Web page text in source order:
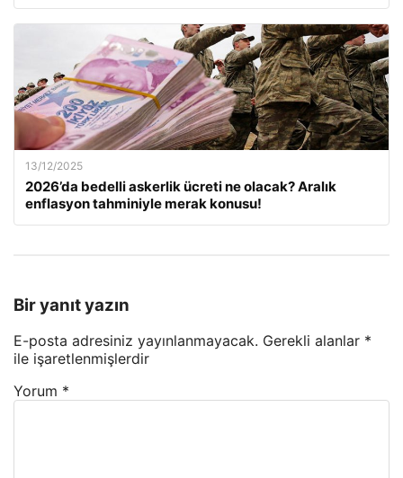
13/12/2025
2026’da bedelli askerlik ücreti ne olacak? Aralık
enflasyon tahminiyle merak konusu!
Bir yanıt yazın
E-posta adresiniz yayınlanmayacak. Gerekli alanlar *
ile işaretlenmişlerdir
Yorum *